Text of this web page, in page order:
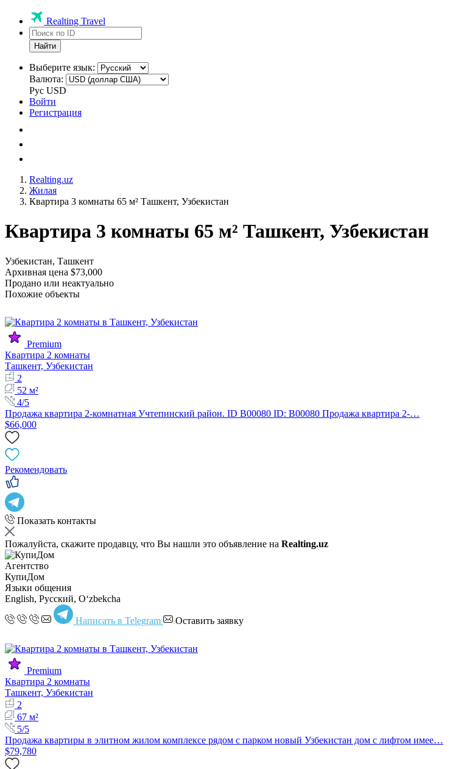
Realting Travel
Найти
Выберите язык:
Валюта:
Рус USD
Войти
Регистрация
Realting.uz
Жилая
Квартира 3 комнаты 65 м² Ташкент, Узбекистан
Квартира 3 комнаты 65 м² Ташкент, Узбекистан
Узбекистан, Ташкент
Архивная цена $73,000
Продано или неактуально
Похожие объекты
Premium
Квартира 2 комнаты
Ташкент, Узбекистан
2
52 м²
4/5
Продажа квартира 2-комнатная Учтепинский район. ID B00080 ID: B00080 Продажа квартира 2-…
$66,000
Рекомендовать
Показать контакты
Пожалуйста, скажите продавцу, что Вы нашли это объявление на Realting.uz
Агентство
КупиДом
Языки общения
English, Русский, Oʻzbekcha
Написать в Telegram Оставить заявку
Premium
Квартира 2 комнаты
Ташкент, Узбекистан
2
67 м²
5/5
Продажа квартиры в элитном жилом комплексе рядом с парком новый Узбекистан дом с лифтом имее…
$79,780